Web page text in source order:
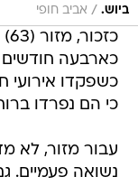
ביוש. / אביב חופי
כארבעה חודשים
כשפקדו אירועי
כי הם נפרדו
עבור מזור, לא
נשואה פעמיים.